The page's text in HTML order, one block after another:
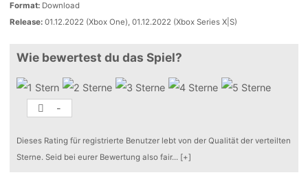
Format: Download
Release: 01.12.2022 (Xbox One), 01.12.2022 (Xbox Series X|S)
Wie bewertest du das Spiel?
-
Dieses Rating für registrierte Benutzer lebt von der Qualität der verteilten
Sterne. Seid bei eurer Bewertung also fair... [+]